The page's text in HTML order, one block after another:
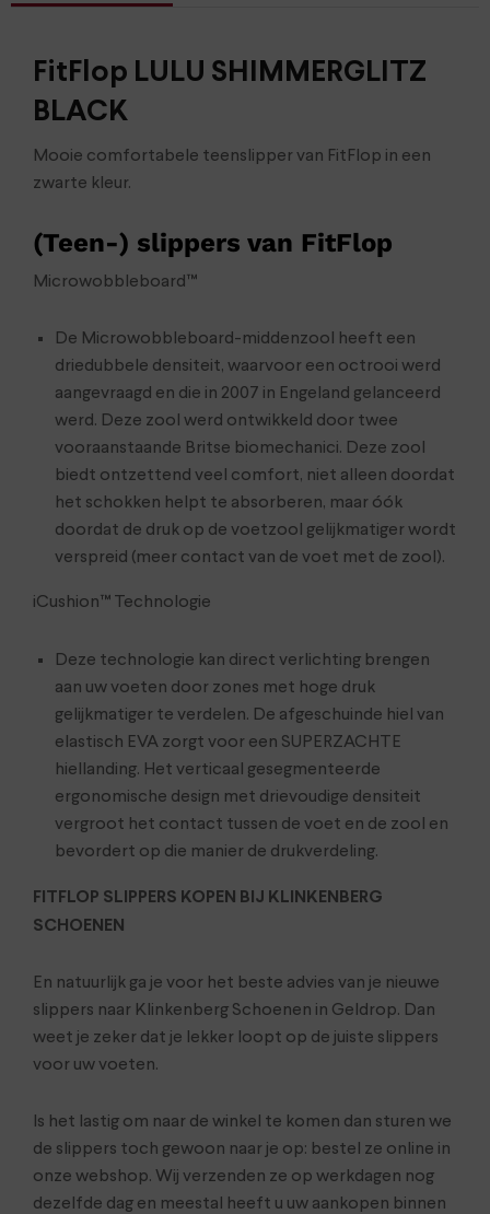
FitFlop LULU SHIMMERGLITZ
BLACK
Mooie comfortabele teenslipper van FitFlop in een
zwarte kleur.
(Teen-) slippers van FitFlop
Microwobbleboard™
De Microwobbleboard-middenzool heeft een
driedubbele densiteit, waarvoor een octrooi werd
aangevraagd en die in 2007 in Engeland gelanceerd
werd. Deze zool werd ontwikkeld door twee
vooraanstaande Britse biomechanici. Deze zool
biedt ontzettend veel comfort, niet alleen doordat
het schokken helpt te absorberen, maar óók
doordat de druk op de voetzool gelijkmatiger wordt
verspreid (meer contact van de voet met de zool).
iCushion™ Technologie
Deze technologie kan direct verlichting brengen
aan uw voeten door zones met hoge druk
gelijkmatiger te verdelen. De afgeschuinde hiel van
elastisch EVA zorgt voor een SUPERZACHTE
hiellanding. Het verticaal gesegmenteerde
ergonomische design met drievoudige densiteit
vergroot het contact tussen de voet en de zool en
bevordert op die manier de drukverdeling.
FITFLOP SLIPPERS KOPEN BIJ KLINKENBERG
SCHOENEN
En natuurlijk ga je voor het beste advies van je nieuwe
slippers naar Klinkenberg Schoenen in Geldrop. Dan
weet je zeker dat je lekker loopt op de juiste slippers
voor uw voeten.
Is het lastig om naar de winkel te komen dan sturen we
de slippers toch gewoon naar je op: bestel ze online in
onze webshop. Wij verzenden ze op werkdagen nog
dezelfde dag en meestal heeft u uw aankopen binnen